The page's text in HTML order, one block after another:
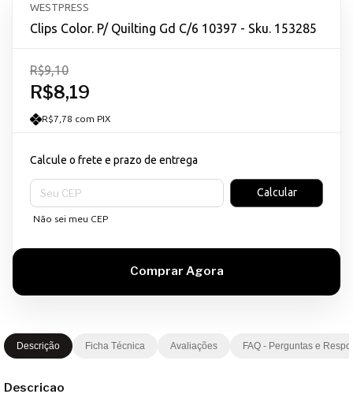
WESTPRESS
Clips Color. P/ Quilting Gd C/6 10397 - Sku. 153285
R$8,19
R$9,10
R$7,78 com PIX
Calcule o frete e prazo de entrega
Entregas para o CEP:
Calcular
Não sei meu CEP
Descrição Ficha Técnica Avaliações FAQ - Perguntas e
Descricao